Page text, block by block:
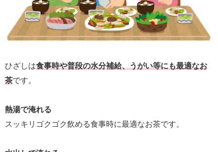
ひざしは食事時や普段の水分補給、うがい等にも最適なお
茶です。
熱湯で淹れる
スッキリゴクゴク飲める食事時に最適なお茶です。